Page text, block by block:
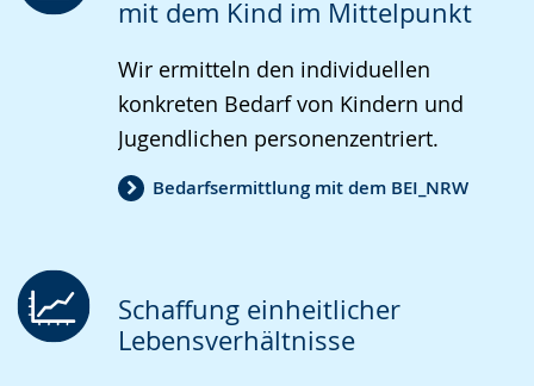
wird
mit dem Kind im Mittelpunkt
Wir ermitteln den individuellen
konkreten Bedarf von Kindern und
Jugendlichen personenzentriert.
Bedarfsermittlung mit dem BEI_NRW
Schaffung einheitlicher
Lebensverhältnisse